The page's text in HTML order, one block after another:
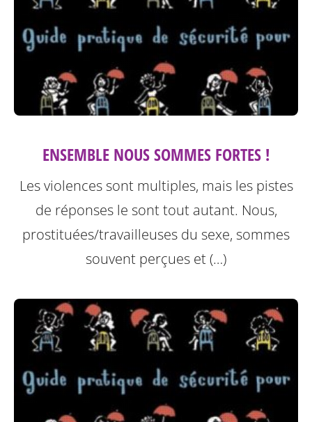
ENSEMBLE NOUS SOMMES FORTES !
Les violences sont multiples, mais les pistes
de réponses le sont tout autant. Nous,
prostituées/travailleuses du sexe, sommes
souvent perçues et (…)